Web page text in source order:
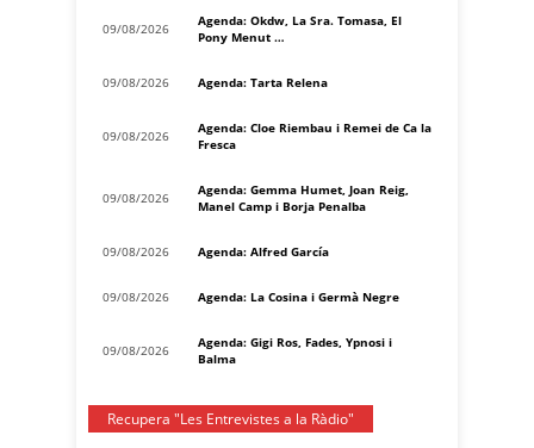
09/08/2026
Agenda: Okdw, La Sra. Tomasa, El
Pony Menut …
09/08/2026 Agenda: Tarta Relena
09/08/2026
Agenda: Cloe Riembau i Remei de Ca la
Fresca
09/08/2026
Agenda: Gemma Humet, Joan Reig,
Manel Camp i Borja Penalba
09/08/2026 Agenda: Alfred García
09/08/2026 Agenda: La Cosina i Germà Negre
09/08/2026
Agenda: Gigi Ros, Fades, Ypnosi i
Balma
Recupera "Les Entrevistes a la Ràdio"